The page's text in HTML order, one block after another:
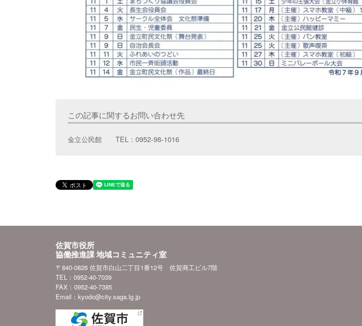
この記事に関するお問い合わせ先
金立公民館 TEL：0952-98-1016
佐賀市役所
協働推進課 地域コミュニティ室
〒840-0826 佐賀市白山二丁目1番12号 佐賀商工ビル7階
TEL：0952-40-7039
FAX：0952-40-7385
Email：kyodo@city.saga.lg.jp